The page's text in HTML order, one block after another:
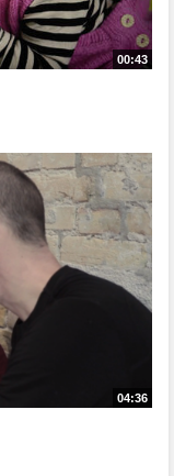
00:43
04:36